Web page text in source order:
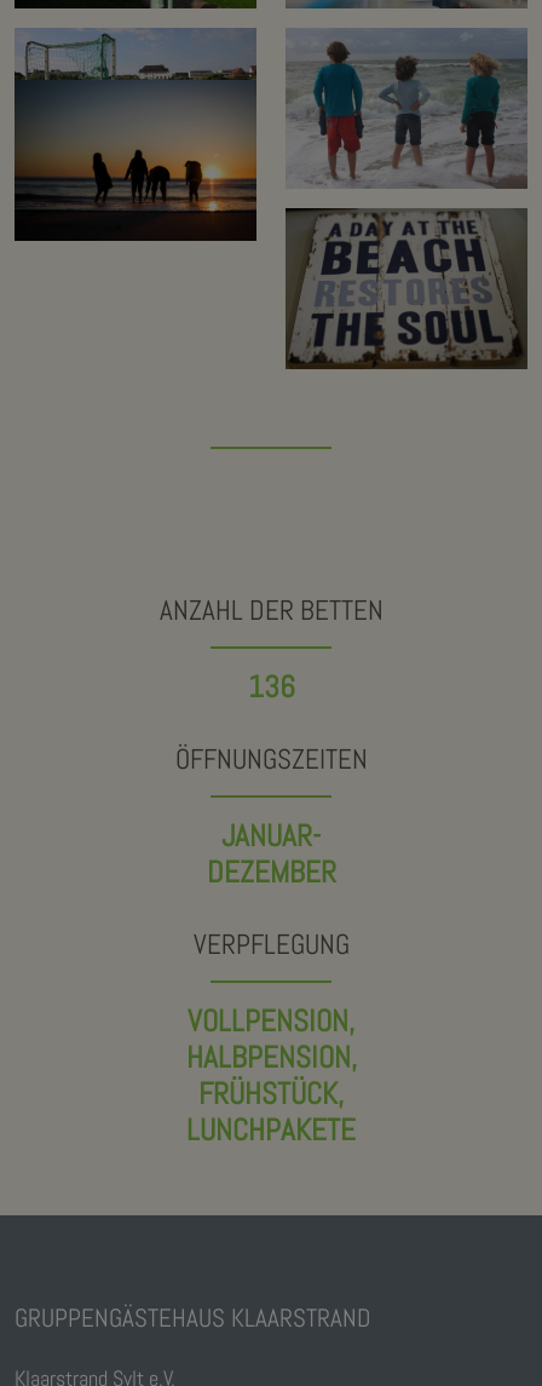
ANZAHL DER BETTEN
136
ÖFFNUNGSZEITEN
JANUAR-
DEZEMBER
VERPFLEGUNG
VOLLPENSION,
HALBPENSION,
FRÜHSTÜCK,
LUNCHPAKETE
GRUPPENGÄSTEHAUS KLAARSTRAND
Klaarstrand Sylt e.V.